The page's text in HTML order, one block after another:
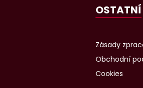
OSTATNÍ
Zásady
Obchodní
Cookies